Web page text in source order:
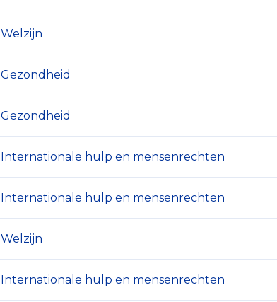
Welzijn
Gezondheid
Gezondheid
Internationale hulp en mensenrechten
Internationale hulp en mensenrechten
Welzijn
Internationale hulp en mensenrechten